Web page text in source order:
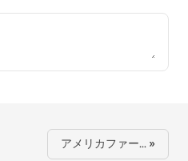
アメリカファー… »